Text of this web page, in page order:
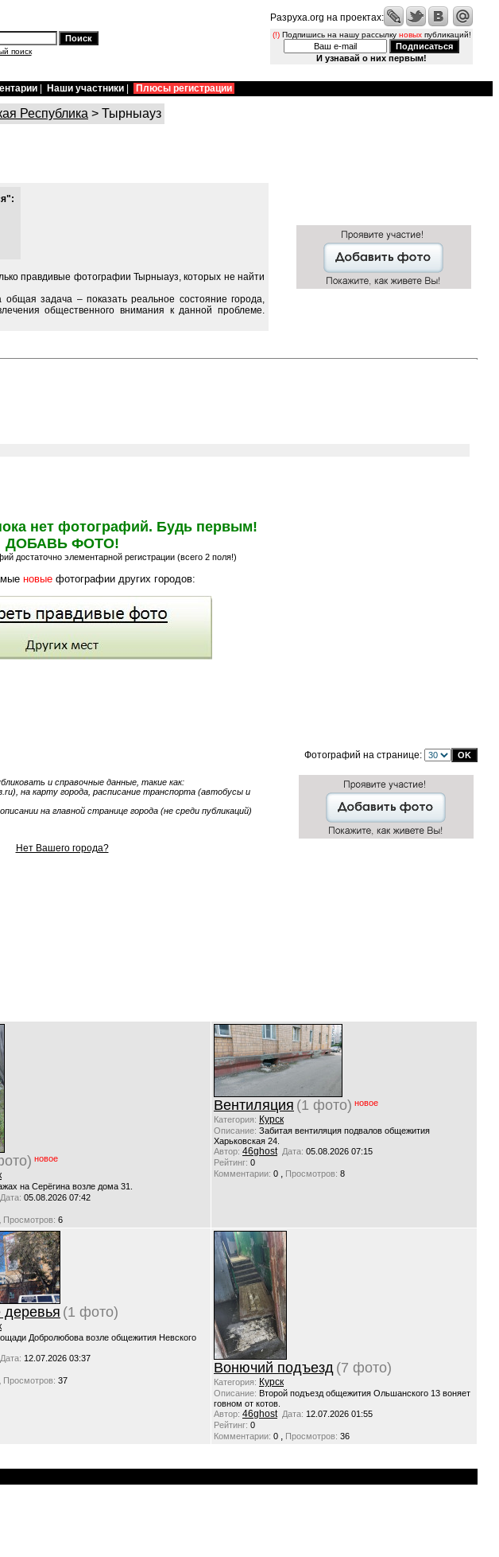
поиск
Разруха.org на проектах:
(!)Подпишись на нашу рассылку новыхпубликаций!
И узнавай о них первым!
Наши участники Плюсы регистрации
Республика > Тырныауз
правдивые фотографии Тырныауз, которых не найти
задача – показать реальное состояние города,
общественного внимания к данной проблеме.
нет фотографий. Будь первым!
ДОБАВЬ ФОТО!
достаточно элементарной регистрации (всего 2 поля!)
новыефотографии других городов:
Фотографий на странице:
и справочные данные, такие как:
на карту города, расписание транспорта (автобусы и
на главной странице города (не среди публикаций)
Нет Вашего города?
новое
на Серёгина возле дома 31.
Дата: 05.08.2026 07:42
, Просмотров: 6
Вентиляция (1 фото) новое
Категория: Курск
Описание: Забитая вентиляция подвалов общежития
Харьковская 24.
Автор: 46ghost Дата: 05.08.2026 07:15
Рейтинг: 0
Комментарии: 0 , Просмотров: 8
(1 фото)
Добролюбова возле общежития Невского
Дата: 12.07.2026 03:37
, Просмотров: 37
Вонючий подъезд (7 фото)
Категория: Курск
Описание: Второй подъезд общежития Ольшанского 13 воняет
говном от котов.
Автор: 46ghost Дата: 12.07.2026 01:55
Рейтинг: 0
Комментарии: 0 , Просмотров: 36